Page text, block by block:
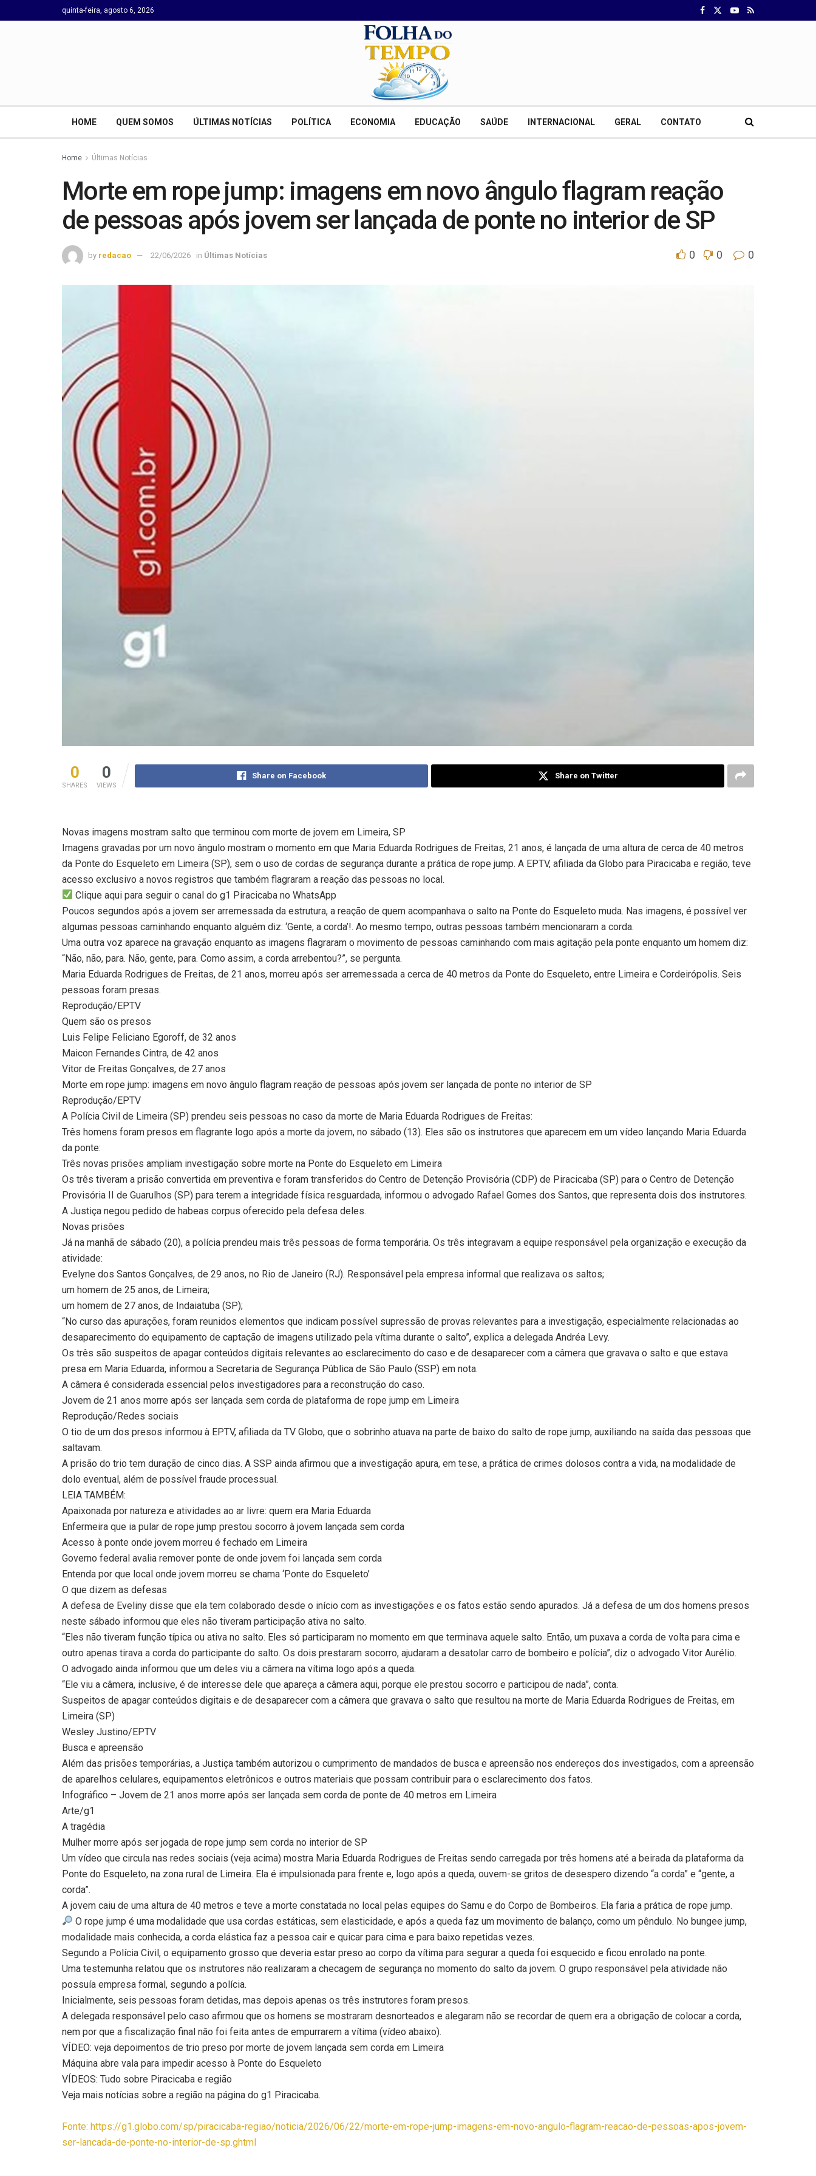
quinta-feira, agosto 6, 2026
HOME QUEM SOMOS ÚLTIMAS NOTÍCIAS POLÍTICA ECONOMIA EDUCAÇÃO SAÚDE INTERNACIONAL GERAL CONTATO
Home Últimas Notícias
Morte em rope jump: imagens em novo ângulo flagram reação
de pessoas após jovem ser lançada de ponte no interior de SP
by redacao 22/06/2026 in Últimas Notícias 0 0 0
0
SHARES
0
VIEWS
Share on Facebook Share on Twitter
Novas imagens mostram salto que terminou com morte de jovem em Limeira, SP
Imagens gravadas por um novo ângulo mostram o momento em que Maria Eduarda Rodrigues de Freitas, 21 anos, é lançada de uma altura de cerca de 40 metros
da Ponte do Esqueleto em Limeira (SP), sem o uso de cordas de segurança durante a prática de rope jump. A EPTV, afiliada da Globo para Piracicaba e região, teve
acesso exclusivo a novos registros que também flagraram a reação das pessoas no local.
Clique aqui para seguir o canal do g1 Piracicaba no WhatsApp
Poucos segundos após a jovem ser arremessada da estrutura, a reação de quem acompanhava o salto na Ponte do Esqueleto muda. Nas imagens, é possível ver
algumas pessoas caminhando enquanto alguém diz: ‘Gente, a corda’!. Ao mesmo tempo, outras pessoas também mencionaram a corda.
Uma outra voz aparece na gravação enquanto as imagens flagraram o movimento de pessoas caminhando com mais agitação pela ponte enquanto um homem diz:
“Não, não, para. Não, gente, para. Como assim, a corda arrebentou?”, se pergunta.
Maria Eduarda Rodrigues de Freitas, de 21 anos, morreu após ser arremessada a cerca de 40 metros da Ponte do Esqueleto, entre Limeira e Cordeirópolis. Seis
pessoas foram presas.
Reprodução/EPTV
Quem são os presos
Luis Felipe Feliciano Egoroff, de 32 anos
Maicon Fernandes Cintra, de 42 anos
Vitor de Freitas Gonçalves, de 27 anos
Morte em rope jump: imagens em novo ângulo flagram reação de pessoas após jovem ser lançada de ponte no interior de SP
Reprodução/EPTV
A Polícia Civil de Limeira (SP) prendeu seis pessoas no caso da morte de Maria Eduarda Rodrigues de Freitas:
Três homens foram presos em flagrante logo após a morte da jovem, no sábado (13). Eles são os instrutores que aparecem em um vídeo lançando Maria Eduarda
da ponte:
Três novas prisões ampliam investigação sobre morte na Ponte do Esqueleto em Limeira
Os três tiveram a prisão convertida em preventiva e foram transferidos do Centro de Detenção Provisória (CDP) de Piracicaba (SP) para o Centro de Detenção
Provisória II de Guarulhos (SP) para terem a integridade física resguardada, informou o advogado Rafael Gomes dos Santos, que representa dois dos instrutores.
A Justiça negou pedido de habeas corpus oferecido pela defesa deles.
Novas prisões
Já na manhã de sábado (20), a polícia prendeu mais três pessoas de forma temporária. Os três integravam a equipe responsável pela organização e execução da
atividade:
Evelyne dos Santos Gonçalves, de 29 anos, no Rio de Janeiro (RJ). Responsável pela empresa informal que realizava os saltos;
um homem de 25 anos, de Limeira;
um homem de 27 anos, de Indaiatuba (SP);
“No curso das apurações, foram reunidos elementos que indicam possível supressão de provas relevantes para a investigação, especialmente relacionadas ao
desaparecimento do equipamento de captação de imagens utilizado pela vítima durante o salto”, explica a delegada Andréa Levy.
Os três são suspeitos de apagar conteúdos digitais relevantes ao esclarecimento do caso e de desaparecer com a câmera que gravava o salto e que estava
presa em Maria Eduarda, informou a Secretaria de Segurança Pública de São Paulo (SSP) em nota.
A câmera é considerada essencial pelos investigadores para a reconstrução do caso.
Jovem de 21 anos morre após ser lançada sem corda de plataforma de rope jump em Limeira
Reprodução/Redes sociais
O tio de um dos presos informou à EPTV, afiliada da TV Globo, que o sobrinho atuava na parte de baixo do salto de rope jump, auxiliando na saída das pessoas que
saltavam.
A prisão do trio tem duração de cinco dias. A SSP ainda afirmou que a investigação apura, em tese, a prática de crimes dolosos contra a vida, na modalidade de
dolo eventual, além de possível fraude processual.
LEIA TAMBÉM:
Apaixonada por natureza e atividades ao ar livre: quem era Maria Eduarda
Enfermeira que ia pular de rope jump prestou socorro à jovem lançada sem corda
Acesso à ponte onde jovem morreu é fechado em Limeira
Governo federal avalia remover ponte de onde jovem foi lançada sem corda
Entenda por que local onde jovem morreu se chama ‘Ponte do Esqueleto’
O que dizem as defesas
A defesa de Eveliny disse que ela tem colaborado desde o início com as investigações e os fatos estão sendo apurados. Já a defesa de um dos homens presos
neste sábado informou que eles não tiveram participação ativa no salto.
“Eles não tiveram função típica ou ativa no salto. Eles só participaram no momento em que terminava aquele salto. Então, um puxava a corda de volta para cima e
outro apenas tirava a corda do participante do salto. Os dois prestaram socorro, ajudaram a desatolar carro de bombeiro e polícia”, diz o advogado Vitor Aurélio.
O advogado ainda informou que um deles viu a câmera na vítima logo após a queda.
“Ele viu a câmera, inclusive, é de interesse dele que apareça a câmera aqui, porque ele prestou socorro e participou de nada”, conta.
Suspeitos de apagar conteúdos digitais e de desaparecer com a câmera que gravava o salto que resultou na morte de Maria Eduarda Rodrigues de Freitas, em
Limeira (SP)
Wesley Justino/EPTV
Busca e apreensão
Além das prisões temporárias, a Justiça também autorizou o cumprimento de mandados de busca e apreensão nos endereços dos investigados, com a apreensão
de aparelhos celulares, equipamentos eletrônicos e outros materiais que possam contribuir para o esclarecimento dos fatos.
Infográfico – Jovem de 21 anos morre após ser lançada sem corda de ponte de 40 metros em Limeira
Arte/g1
A tragédia
Mulher morre após ser jogada de rope jump sem corda no interior de SP
Um vídeo que circula nas redes sociais (veja acima) mostra Maria Eduarda Rodrigues de Freitas sendo carregada por três homens até a beirada da plataforma da
Ponte do Esqueleto, na zona rural de Limeira. Ela é impulsionada para frente e, logo após a queda, ouvem-se gritos de desespero dizendo “a corda” e “gente, a
corda”.
A jovem caiu de uma altura de 40 metros e teve a morte constatada no local pelas equipes do Samu e do Corpo de Bombeiros. Ela faria a prática de rope jump.
O rope jump é uma modalidade que usa cordas estáticas, sem elasticidade, e após a queda faz um movimento de balanço, como um pêndulo. No bungee jump,
modalidade mais conhecida, a corda elástica faz a pessoa cair e quicar para cima e para baixo repetidas vezes.
Segundo a Polícia Civil, o equipamento grosso que deveria estar preso ao corpo da vítima para segurar a queda foi esquecido e ficou enrolado na ponte.
Uma testemunha relatou que os instrutores não realizaram a checagem de segurança no momento do salto da jovem. O grupo responsável pela atividade não
possuía empresa formal, segundo a polícia.
Inicialmente, seis pessoas foram detidas, mas depois apenas os três instrutores foram presos.
A delegada responsável pelo caso afirmou que os homens se mostraram desnorteados e alegaram não se recordar de quem era a obrigação de colocar a corda,
nem por que a fiscalização final não foi feita antes de empurrarem a vítima (vídeo abaixo).
VÍDEO: veja depoimentos de trio preso por morte de jovem lançada sem corda em Limeira
Máquina abre vala para impedir acesso à Ponte do Esqueleto
VÍDEOS: Tudo sobre Piracicaba e região
Veja mais notícias sobre a região na página do g1 Piracicaba.
Fonte: https://g1.globo.com/sp/piracicaba-regiao/noticia/2026/06/22/morte-em-rope-jump-imagens-em-novo-angulo-flagram-reacao-de-pessoas-apos-jovem-
ser-lancada-de-ponte-no-interior-de-sp.ghtml